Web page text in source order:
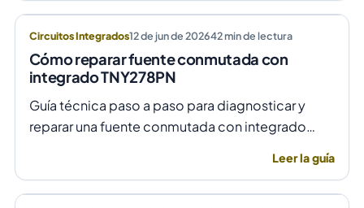
Circuitos Integrados12 de jun de 202642min de lectura
Cómo reparar fuente conmutada con
integrado TNY278PN
Guía técnica paso a paso para diagnosticar y
reparar una fuente conmutada con integrado
Leer la guía